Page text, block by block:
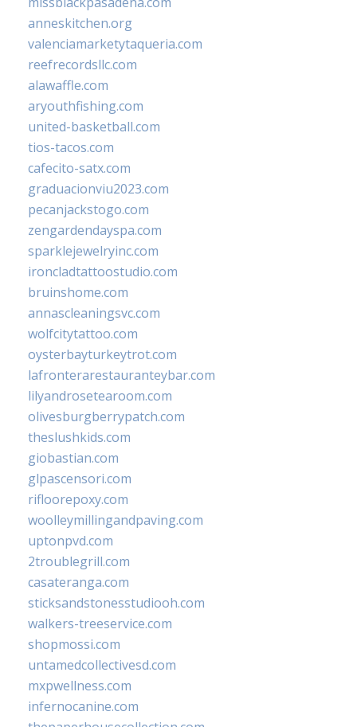
anneskitchen.org
valenciamarketytaqueria.com
reefrecordsllc.com
alawaffle.com
aryouthfishing.com
united-basketball.com
tios-tacos.com
cafecito-satx.com
graduacionviu2023.com
pecanjackstogo.com
zengardendayspa.com
sparklejewelryinc.com
ironcladtattoostudio.com
bruinshome.com
annascleaningsvc.com
wolfcitytattoo.com
oysterbayturkeytrot.com
lafronterarestauranteybar.com
lilyandrosetearoom.com
olivesburgberrypatch.com
theslushkids.com
giobastian.com
glpascensori.com
rifloorepoxy.com
woolleymillingandpaving.com
uptonpvd.com
2troublegrill.com
casateranga.com
sticksandstonesstudiooh.com
walkers-treeservice.com
shopmossi.com
untamedcollectivesd.com
mxpwellness.com
infernocanine.com